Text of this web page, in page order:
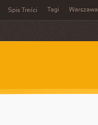
Spis Treści Tagi Warszawa